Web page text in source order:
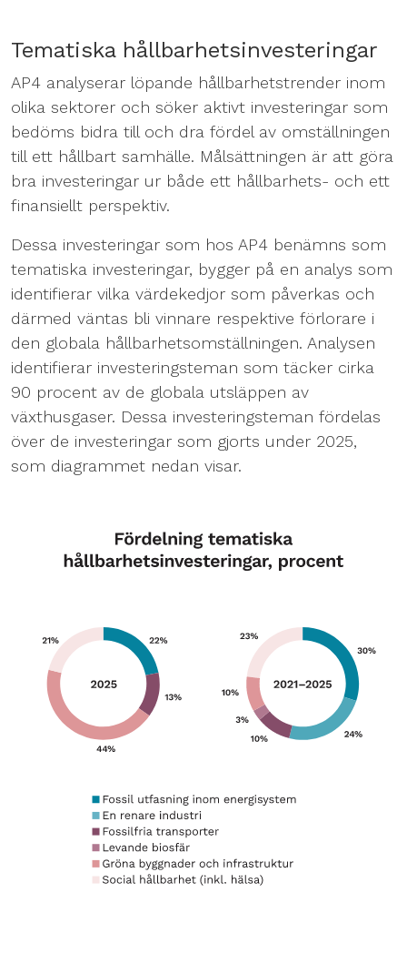
Tematiska hållbarhetsinvesteringar
AP4 analyserar löpande hållbarhetstrender inom
olika sektorer och söker aktivt investeringar som
bedöms bidra till och dra fördel av omställningen
till ett hållbart samhälle. Målsättningen är att göra
bra investeringar ur både ett hållbarhets- och ett
finansiellt perspektiv.
Dessa investeringar som hos AP4 benämns som
tematiska investeringar, bygger på en analys som
identifierar vilka värdekedjor som påverkas och
därmed väntas bli vinnare respektive förlorare i
den globala hållbarhetsomställningen. Analysen
identifierar investeringsteman som täcker cirka
90 procent av de globala utsläppen av
växthusgaser. Dessa investeringsteman fördelas
över de investeringar som gjorts under 2025,
som diagrammet nedan visar.